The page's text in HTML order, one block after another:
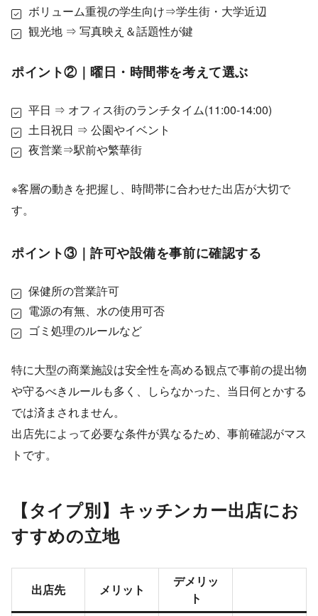
ボリューム重視の学生向け⇒学生街・大学近辺
観光地 ⇒ 写真映え＆話題性が鍵
ポイント②｜曜日・時間帯を考えて選ぶ
平日 ⇒ オフィス街のランチタイム(11:00-14:00)
土日祝日 ⇒ 公園やイベント
夜営業⇒駅前や繁華街
※客層の動きを把握し、時間帯に合わせた出店が大切で
す。
ポイント③｜許可や設備を事前に確認する
保健所の営業許可
電源の有無、水の使用可否
ゴミ処理のルールなど
特に大型の商業施設は安全性を高める観点で事前の提出物
や守るべきルールも多く、しらなかった、当日何とかする
では済まされません。
出店先によって必要な条件が異なるため、事前確認がマス
トです。
【タイプ別】キッチンカー出店にお
すすめの立地
出店先 メリット
デメリッ
ト